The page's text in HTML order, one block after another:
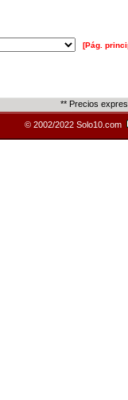
[Pág.
** Precios
© 2002/2022 Solo10.com